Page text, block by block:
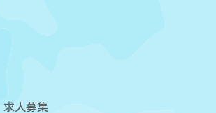
求人募集